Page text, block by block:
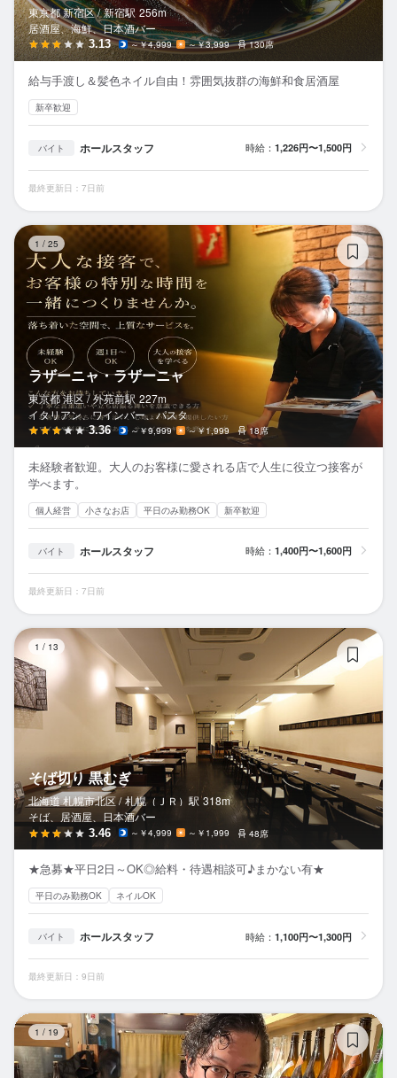
東京都 新宿区 / 新宿駅 256m
居酒屋、海鮮、日本酒バー
3.13 ～￥4,999 ～￥3,999 130席
給与手渡し＆髪色ネイル自由！雰囲気抜群の海鮮和食居酒屋
新卒歓迎
バイト ホールスタッフ 時給： 1,226円〜1,500円
最終更新日：7日前
1 / 25
ラザーニャ・ラザーニャ
東京都 港区 / 外苑前駅 227m
イタリアン、ワインバー、パスタ
3.36 ～￥9,999 ～￥1,999 18席
未経験者歓迎。大人のお客様に愛される店で人生に役立つ接客が
学べます。
個人経営 小さなお店 平日のみ勤務OK 新卒歓迎
バイト ホールスタッフ 時給： 1,400円〜1,600円
最終更新日：7日前
1 / 13
そば切り 黒むぎ
北海道 札幌市北区 / 札幌（ＪＲ） 駅 318m
そば、居酒屋、日本酒バー
3.46 ～￥4,999 ～￥1,999 48席
★急募★平日2日～OK◎給料・待遇相談可♪まかない有★
平日のみ勤務OK ネイルOK
バイト ホールスタッフ 時給： 1,100円〜1,300円
最終更新日：9日前
1 / 19